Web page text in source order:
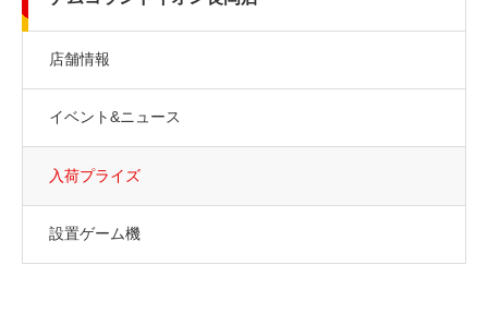
店舗情報
イベント&ニュース
入荷プライズ
設置ゲーム機